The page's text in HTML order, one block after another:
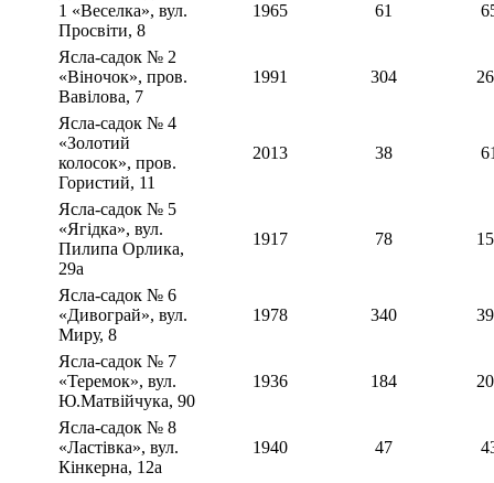
1 «Веселка», вул.
Просвіти, 8
1965 61
Ясла-садок № 2
«Віночок», пров.
Вавілова, 7
1991 304
Ясла-садок № 4
«Золотий
колосок», пров.
Гористий, 11
2013 38
Ясла-садок № 5
«Ягідка», вул.
Пилипа Орлика,
29а
1917 78
Ясла-садок № 6
«Дивограй», вул.
Миру, 8
1978 340
Ясла-садок № 7
«Теремок», вул.
Ю.Матвійчука, 90
1936 184
Ясла-садок № 8
«Ластівка», вул.
Кінкерна, 12а
1940 47